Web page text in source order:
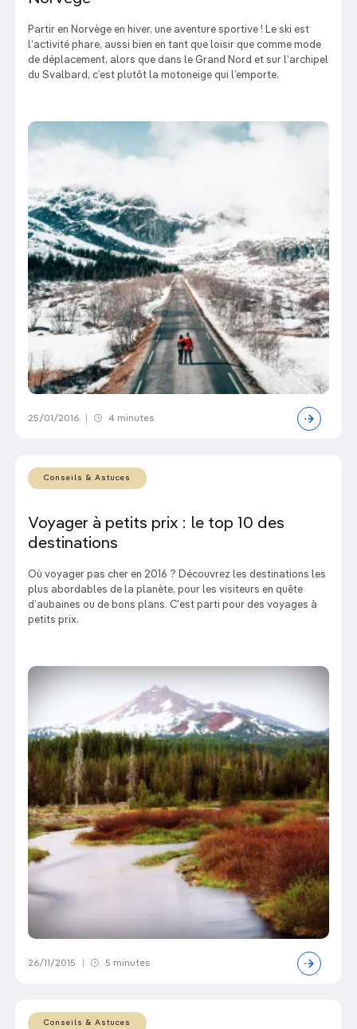
Partir en Norvège en hiver, une aventure sportive ! Le ski est
l’activité phare, aussi bien en tant que loisir que comme mode
de déplacement, alors que dans le Grand Nord et sur l’archipel
du Svalbard, c’est plutôt la motoneige qui l’emporte.
25/01/2016 4 minutes
Conseils & Astuces
Voyager à petits prix : le top 10 des
destinations
Où voyager pas cher en 2016 ? Découvrez les destinations les
plus abordables de la planète, pour les visiteurs en quête
d’aubaines ou de bons plans. C'est parti pour des voyages à
petits prix.
26/11/2015 5 minutes
Conseils & Astuces